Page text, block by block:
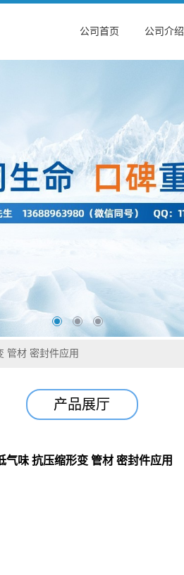
公司首页 公司介绍
管材 密封件应用
产品展厅
气味 抗压缩形变 管材 密封件应用